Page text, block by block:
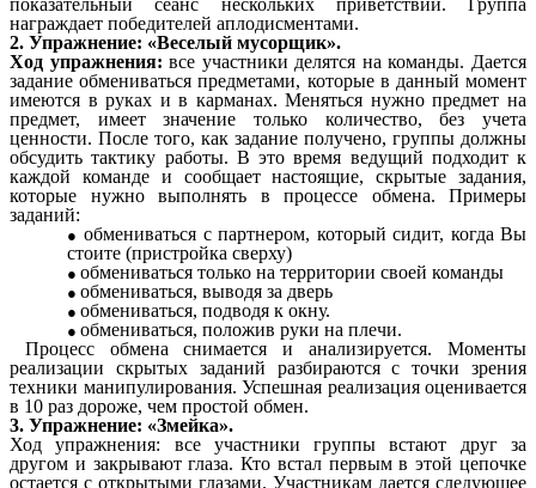
показательный сеанс нескольких приветствий. Группа
награждает победителей аплодисментами.
2. Упражнение: «Веселый мусорщик».
Ход упражнения: все участники делятся на команды. Дается
задание обмениваться предметами, которые в данный момент
имеются в руках и в карманах. Меняться нужно предмет на
предмет, имеет значение только количество, без учета
ценности. После того, как задание получено, группы должны
обсудить тактику работы. В это время ведущий подходит к
каждой команде и сообщает настоящие, скрытые задания,
которые нужно выполнять в процессе обмена. Примеры
заданий:
обмениваться с партнером, который сидит, когда Вы
стоите (пристройка сверху)
обмениваться только на территории своей команды
обмениваться, выводя за дверь
обмениваться, подводя к окну.
обмениваться, положив руки на плечи.
Процесс обмена снимается и анализируется. Моменты
реализации скрытых заданий разбираются с точки зрения
техники манипулирования. Успешная реализация оценивается
в 10 раз дороже, чем простой обмен.
3. Упражнение: «Змейка».
Ход упражнения: все участники группы встают друг за
другом и закрывают глаза. Кто встал первым в этой цепочке
остается с открытыми глазами. Участникам дается следующее